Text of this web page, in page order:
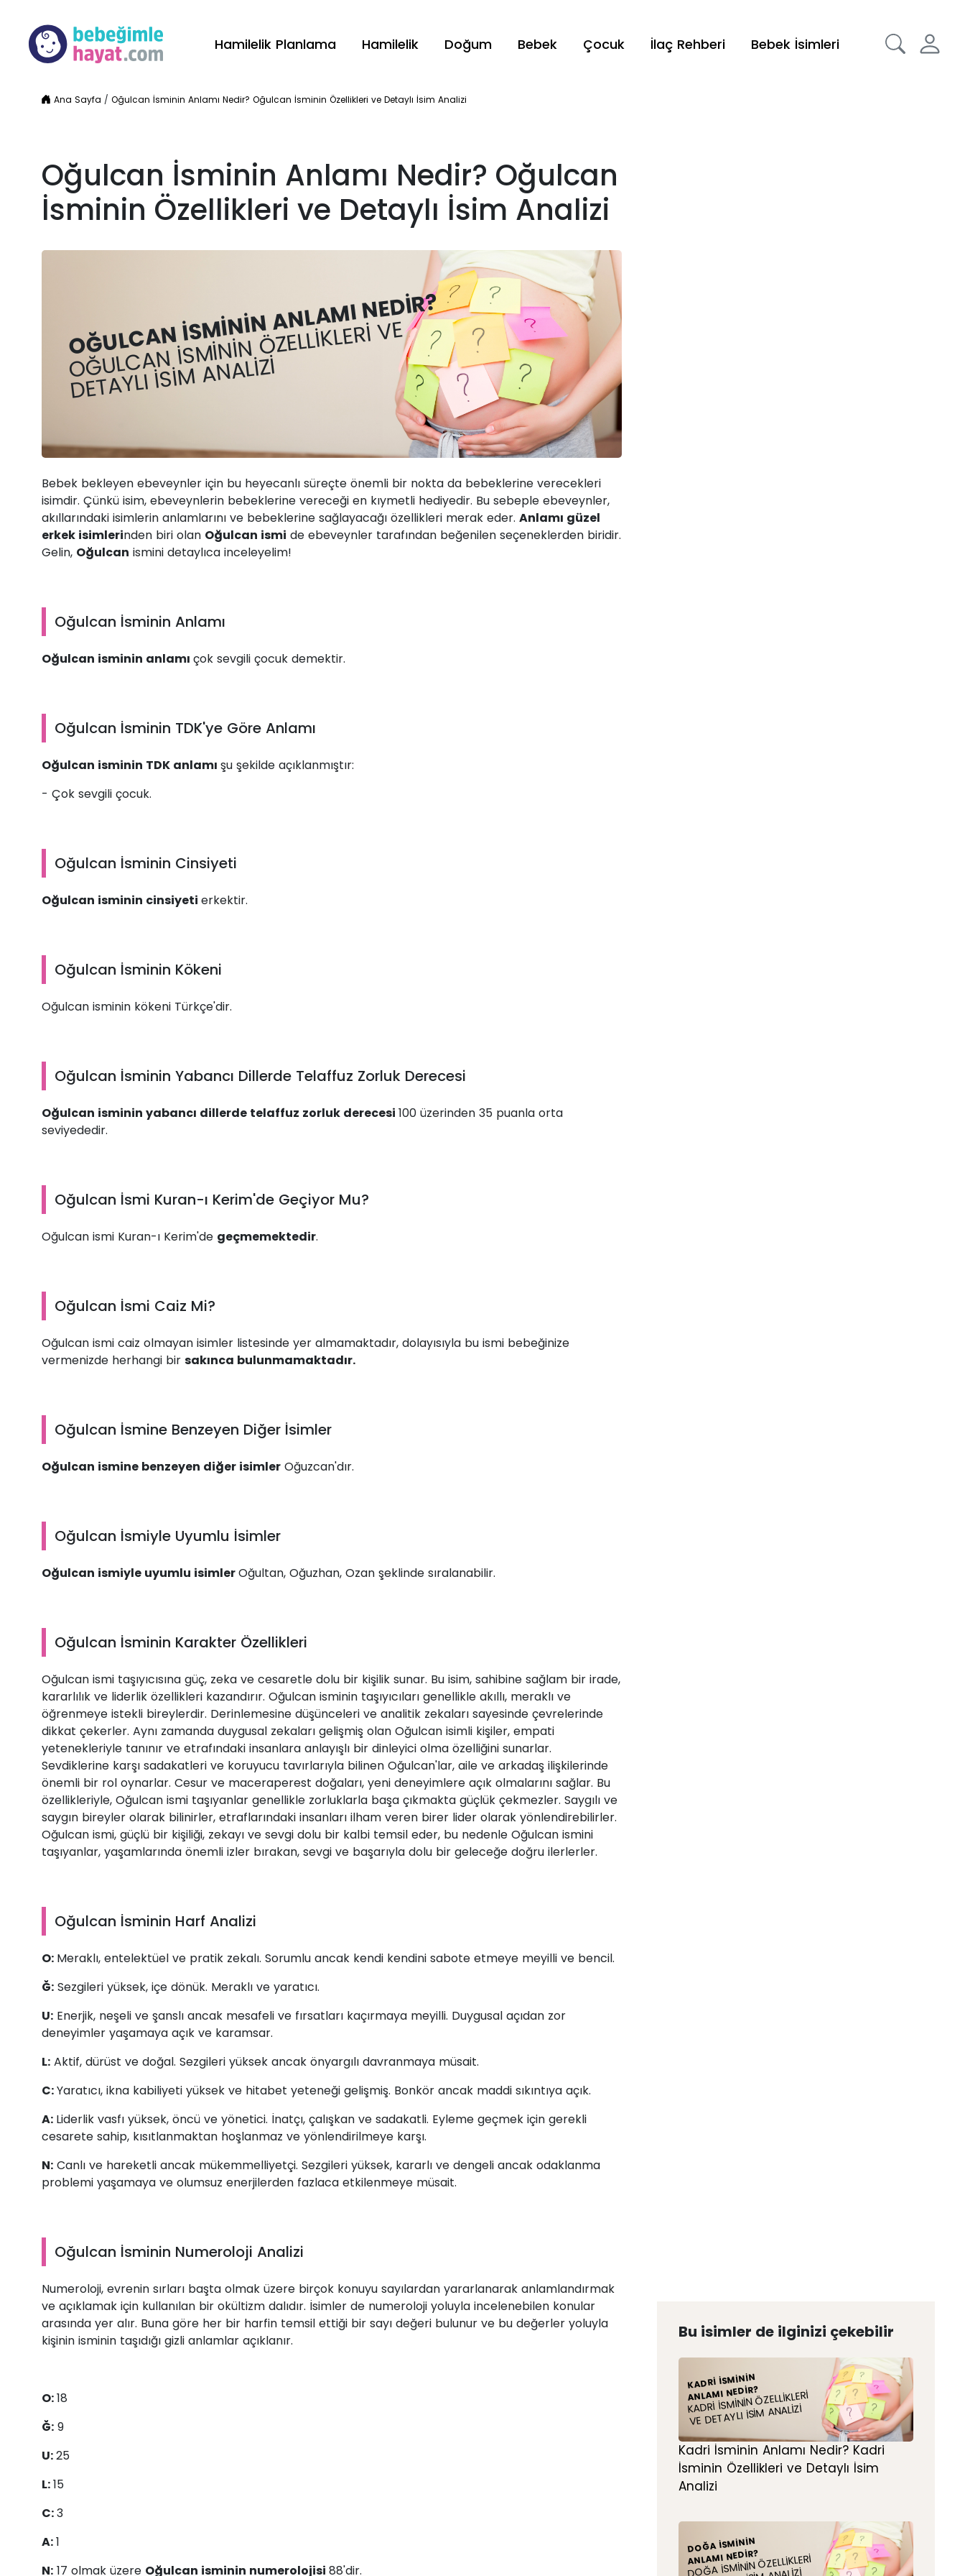
Hamilelik Planlama Hamilelik Doğum Bebek Çocuk İlaç Rehberi Bebek İsimleri
Ana Sayfa /Oğulcan İsminin Anlamı Nedir? Oğulcan İsminin Özellikleri ve Detaylı İsim Analizi
Oğulcan İsminin Anlamı Nedir? Oğulcan
İsminin Özellikleri ve Detaylı İsim Analizi
OĞULCAN İSMININ ANLAMI NEDIR?
OĞULCAN İSMININ ÖZELLIKLERI VE
DETAYLI İSIM ANALIZI
Bebek bekleyen ebeveynler için bu heyecanlı süreçte önemli bir nokta da bebeklerine verecekleri
isimdir. Çünkü isim, ebeveynlerin bebeklerine vereceği en kıymetli hediyedir. Bu sebeple ebeveynler,
akıllarındaki isimlerin anlamlarını ve bebeklerine sağlayacağı özellikleri merak eder. Anlamı güzel
erkek isimlerinden biri olan Oğulcan ismi de ebeveynler tarafından beğenilen seçeneklerden biridir.
Gelin, Oğulcan ismini detaylıca inceleyelim!
Oğulcan İsminin Anlamı
Oğulcan isminin anlamı çok sevgili çocuk demektir.
Oğulcan İsminin TDK'ye Göre Anlamı
Oğulcan isminin TDK anlamı şu şekilde açıklanmıştır:
- Çok sevgili çocuk.
Oğulcan İsminin Cinsiyeti
Oğulcan isminin cinsiyeti erkektir.
Oğulcan İsminin Kökeni
Oğulcan isminin kökeni Türkçe'dir.
Oğulcan İsminin Yabancı Dillerde Telaffuz Zorluk Derecesi
Oğulcan isminin yabancı dillerde telaffuz zorluk derecesi 100 üzerinden 35 puanla orta
seviyededir.
Oğulcan İsmi Kuran-ı Kerim'de Geçiyor Mu?
Oğulcan ismi Kuran-ı Kerim'de geçmemektedir.
Oğulcan İsmi Caiz Mi?
Oğulcan ismi caiz olmayan isimler listesinde yer almamaktadır, dolayısıyla bu ismi bebeğinize
vermenizde herhangi bir sakınca bulunmamaktadır.
Oğulcan İsmine Benzeyen Diğer İsimler
Oğulcan ismine benzeyen diğer isimler Oğuzcan'dır.
Oğulcan İsmiyle Uyumlu İsimler
Oğulcan ismiyle uyumlu isimlerOğultan, Oğuzhan, Ozan şeklinde sıralanabilir.
Oğulcan İsminin Karakter Özellikleri
Oğulcan ismi taşıyıcısına güç, zeka ve cesaretle dolu bir kişilik sunar. Bu isim, sahibine sağlam bir irade,
kararlılık ve liderlik özellikleri kazandırır. Oğulcan isminin taşıyıcıları genellikle akıllı, meraklı ve
öğrenmeye istekli bireylerdir. Derinlemesine düşünceleri ve analitik zekaları sayesinde çevrelerinde
dikkat çekerler. Aynı zamanda duygusal zekaları gelişmiş olan Oğulcan isimli kişiler, empati
yetenekleriyle tanınır ve etrafındaki insanlara anlayışlı bir dinleyici olma özelliğini sunarlar.
Sevdiklerine karşı sadakatleri ve koruyucu tavırlarıyla bilinen Oğulcan'lar, aile ve arkadaş ilişkilerinde
önemli bir rol oynarlar. Cesur ve maceraperest doğaları, yeni deneyimlere açık olmalarını sağlar. Bu
özellikleriyle, Oğulcan ismi taşıyanlar genellikle zorluklarla başa çıkmakta güçlük çekmezler. Saygılı ve
saygın bireyler olarak bilinirler, etraflarındaki insanları ilham veren birer lider olarak yönlendirebilirler.
Oğulcan ismi, güçlü bir kişiliği, zekayı ve sevgi dolu bir kalbi temsil eder, bu nedenle Oğulcan ismini
taşıyanlar, yaşamlarında önemli izler bırakan, sevgi ve başarıyla dolu bir geleceğe doğru ilerlerler.
Oğulcan İsminin Harf Analizi
O: Meraklı, entelektüel ve pratik zekalı. Sorumlu ancak kendi kendini sabote etmeye meyilli ve bencil.
Ğ: Sezgileri yüksek, içe dönük. Meraklı ve yaratıcı.
U: Enerjik, neşeli ve şanslı ancak mesafeli ve fırsatları kaçırmaya meyilli. Duygusal açıdan zor
deneyimler yaşamaya açık ve karamsar.
L: Aktif, dürüst ve doğal. Sezgileri yüksek ancak önyargılı davranmaya müsait.
C:Yaratıcı, ikna kabiliyeti yüksek ve hitabet yeteneği gelişmiş. Bonkör ancak maddi sıkıntıya açık.
A: Liderlik vasfı yüksek, öncü ve yönetici. İnatçı, çalışkan ve sadakatli. Eyleme geçmek için gerekli
cesarete sahip, kısıtlanmaktan hoşlanmaz ve yönlendirilmeye karşı.
N: Canlı ve hareketli ancak mükemmelliyetçi. Sezgileri yüksek, kararlı ve dengeli ancak odaklanma
problemi yaşamaya ve olumsuz enerjilerden fazlaca etkilenmeye müsait.
Oğulcan İsminin Numeroloji Analizi
Numeroloji, evrenin sırları başta olmak üzere birçok konuyu sayılardan yararlanarak anlamlandırmak
ve açıklamak için kullanılan bir okültizm dalıdır. İsimler de numeroloji yoluyla incelenebilen konular
arasında yer alır. Buna göre her bir harfin temsil ettiği bir sayı değeri bulunur ve bu değerler yoluyla
kişinin isminin taşıdığı gizli anlamlar açıklanır.
O:18
Ğ: 9
U:25
L:15
C:3
A:1
N: 17 olmak üzere Oğulcan isminin numerolojisi 88'dir.
Bu isimler de ilginizi çekebilir
KADRI İSMININ
ANLAMI NEDIR?
KADRI İSMININ ÖZELLIKLERI
VE DETAYLI İSIM ANALIZI
Kadri İsminin Anlamı Nedir? Kadri
İsminin Özellikleri ve Detaylı İsim
Analizi
DOĞA İSMININ
ANLAMI NEDIR?
DOĞA İSMININ ÖZELLIKLERI